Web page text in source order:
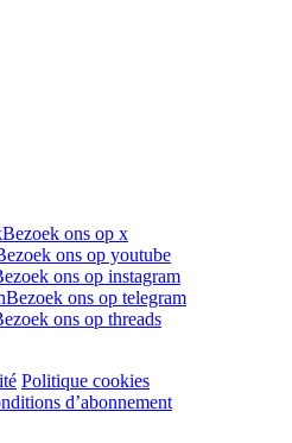
Bezoek ons op x
ons op youtube
ons op instagram
Bezoek ons op telegram
ons op threads
Politique cookies
d’abonnement